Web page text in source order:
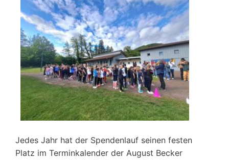
Jedes Jahr hat der Spendenlauf seinen festen
Platz im Terminkalender der August Becker